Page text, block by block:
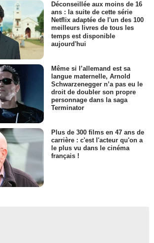
Déconseillée aux moins de 16
ans : la suite de cette série
Netflix adaptée de l'un des 100
meilleurs livres de tous les
temps est disponible
aujourd'hui
Même si l’allemand est sa
langue maternelle, Arnold
Schwarzenegger n’a pas eu le
droit de doubler son propre
personnage dans la saga
Terminator
Plus de 300 films en 47 ans de
carrière : c'est l'acteur qu'on a
le plus vu dans le cinéma
français !